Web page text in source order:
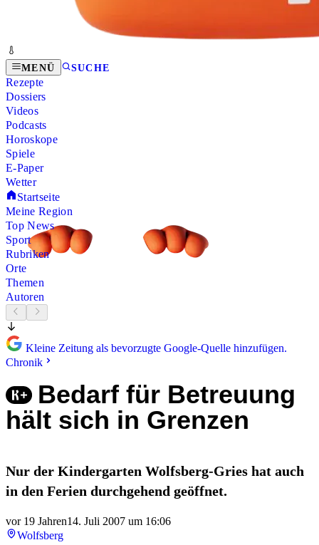
MENÜ SUCHE
Rezepte
Dossiers
Videos
Podcasts
Horoskope
Spiele
E-Paper
Wetter
Startseite
Meine Region
Top News
Sport
Rubriken
Orte
Themen
Autoren
Kleine Zeitung als bevorzugte Google-Quelle hinzufügen.
Chronik
Bedarf für Betreuung
hält sich in Grenzen
Nur der Kindergarten Wolfsberg-Gries hat auch
in den Ferien durchgehend geöffnet.
vor 19 Jahren14. Juli 2007 um 16:06
Wolfsberg